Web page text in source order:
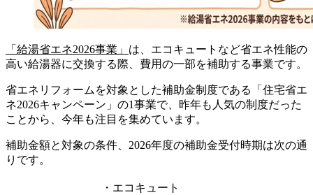
「給湯省エネ2026事業」 は、エコキュートなど省エネ性能の
高い給湯器に交換する際、費用の一部を補助する事業です。
省エネリフォームを対象とした補助金制度である「住宅省エ
ネ2026キャンペーン」の1事業で、昨年も人気の制度だった
ことから、今年も注目を集めています。
補助金額と対象の条件、2026年度の補助金受付時期は次の通
りです。
・エコキュート